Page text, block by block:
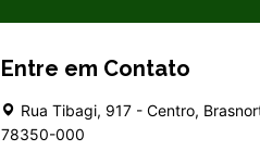
Entre em Contato
Rua Tibagi, 917 - Centro,
78350-000